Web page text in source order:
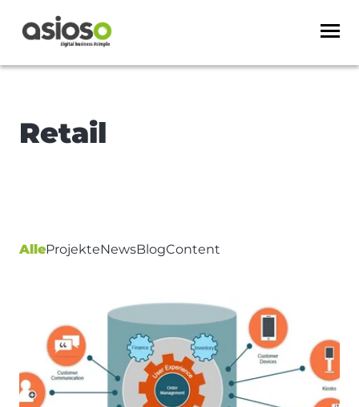
Retail
AlleProjekteNewsBlogContent